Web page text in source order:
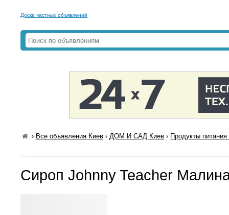
Доска частных объявлений
› Все объявления Киев ›ДОМ И САД Киев › Продукты
Сироп Johnny Teacher